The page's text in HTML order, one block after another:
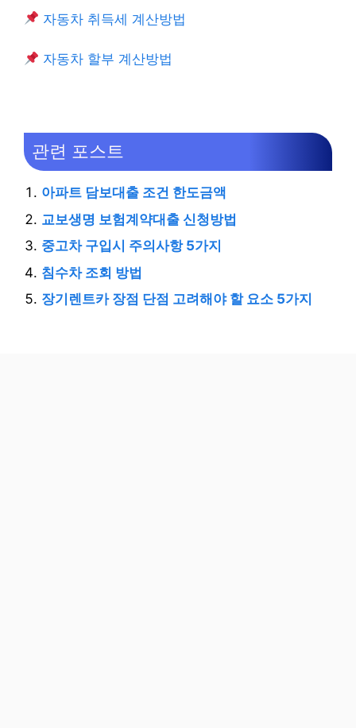
자동차 취득세 계산방법
자동차 할부 계산방법
관련 포스트
아파트 담보대출 조건 한도금액
교보생명 보험계약대출 신청방법
중고차 구입시 주의사항 5가지
침수차 조회 방법
장기렌트카 장점 단점 고려해야 할 요소 5가지